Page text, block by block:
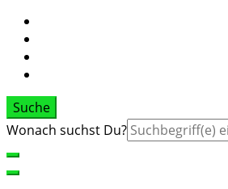
Suche
Suche
Wonach suchst Du?